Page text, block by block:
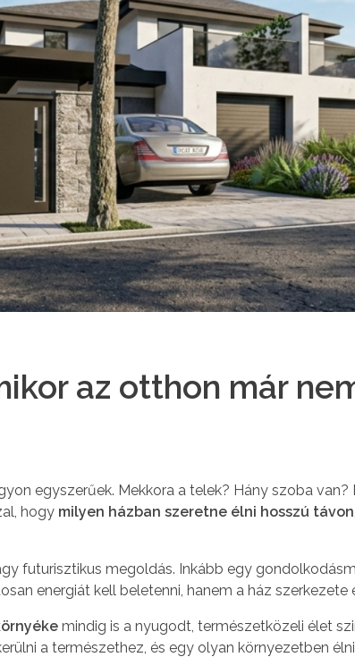
az otthon már
egyszerűek. Mekkora a telek? Hány szoba
hogy milyen házban szeretne élni hosszú távon
futurisztikus megoldás. Inkább egy
energiát kell beletenni, hanem a ház szerkezete
mindig is a nyugodt, természetközeli élet
a természethez, és egy olyan környezetben